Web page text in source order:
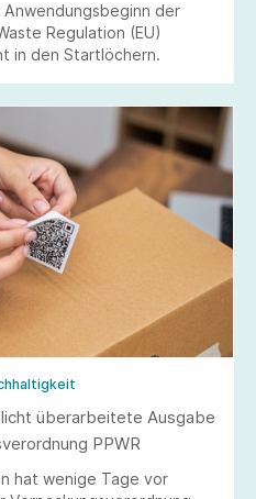
der
Regulation (EU)
in den Startlöchern.
überarbeitete Ausgabe
PPWR
hat wenige Tage vor